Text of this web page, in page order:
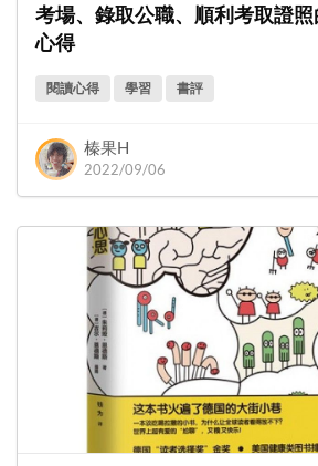
考場、錄取公職、順利考取證照
心得
閱讀心得 學習 書評
榛果H
2022/09/06